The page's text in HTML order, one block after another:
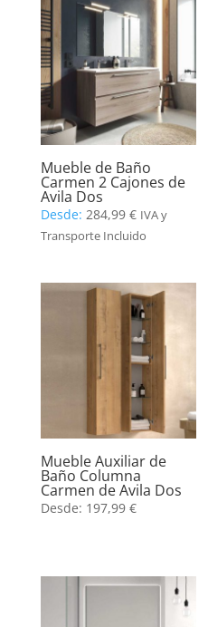
Mueble de Baño
Carmen 2 Cajones de
Avila Dos
Desde: 284,99 € IVA y
Transporte Incluido
Mueble Auxiliar de
Baño Columna
Carmen de Avila Dos
Desde: 197,99 €